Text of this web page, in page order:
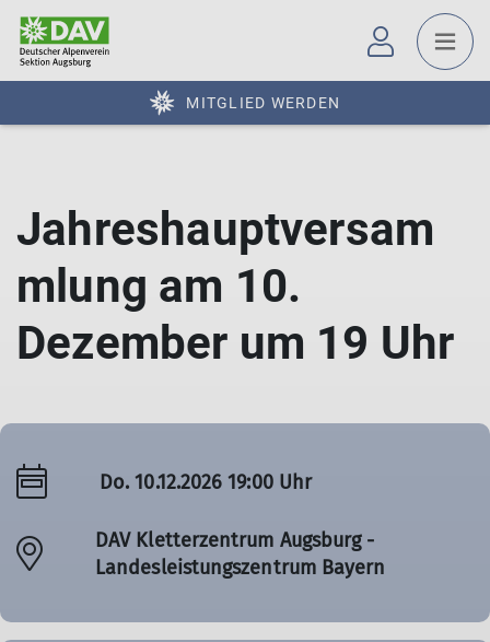
MITGLIED WERDEN
Jahreshauptversam
mlung am 10.
Dezember um 19 Uhr
Do. 10.12.2026 19:00 Uhr
DAV Kletterzentrum Augsburg -
Landesleistungszentrum Bayern